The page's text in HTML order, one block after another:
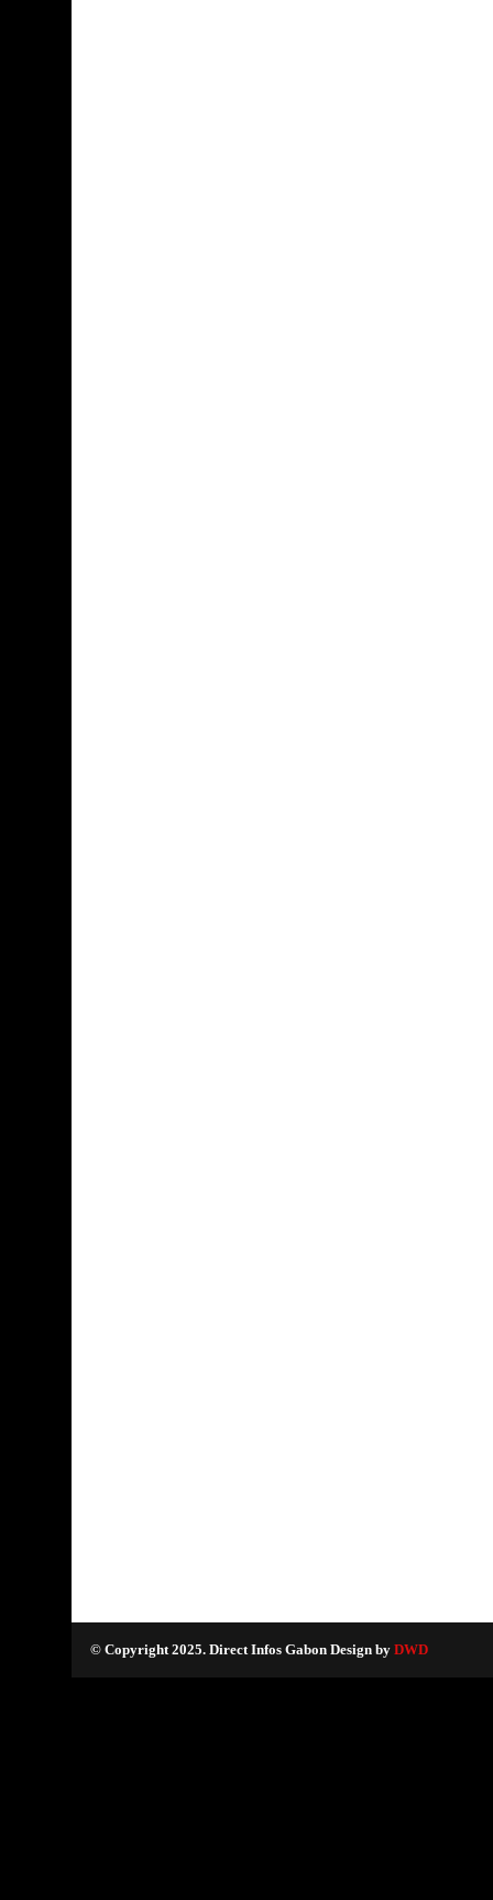
© Copyright 2025. Direct Infos Gabon Design by DWD